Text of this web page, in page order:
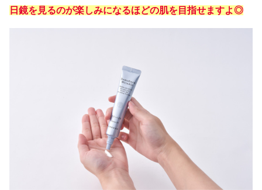
日鏡を見るのが楽しみになるほどの肌を目指せますよ◎